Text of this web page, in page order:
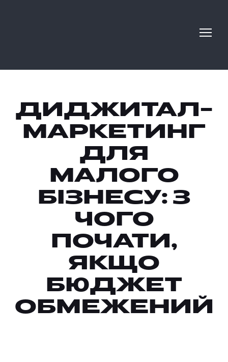
ДИДЖИТАЛ-
МАРКЕТИНГ
ДЛЯ
МАЛОГО
БІЗНЕСУ: З
ЧОГО
ПОЧАТИ,
ЯКЩО
БЮДЖЕТ
ОБМЕЖЕНИЙ